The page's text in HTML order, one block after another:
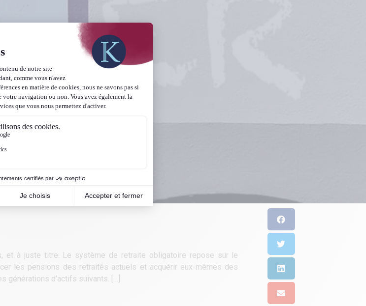
et à juste titre. Le système de retraite obligatoire repose sur le
les pensions des retraités actuels et acquérir eux-mêmes des
générations d’actifs suivants. […]